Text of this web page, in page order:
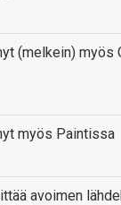
(melkein) myös
myös Paintissa
avoimen